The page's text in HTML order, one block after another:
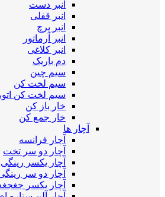
انبر دست
انبر قفلی
انبر پرچ
انبر آرماتور
انبر کلاغی
دم باریک
سیم چین
سیم لخت کن
سیم لخت کن
خار باز کن
خار جمع کن
آچار ها
آچار فرانسه
آچار دو سر تخت
آچار یکسر رینگی
آچار دو سر
آچار یکسر